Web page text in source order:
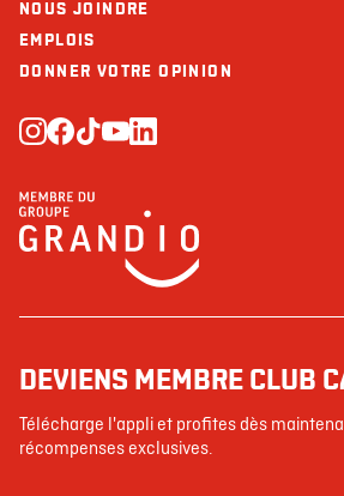
NOUS JOINDRE
EMPLOIS
DONNER VOTRE OPINION
DEVIENS MEMBRE CLUB
Télécharge l'appli et profites dès
récompenses exclusives.